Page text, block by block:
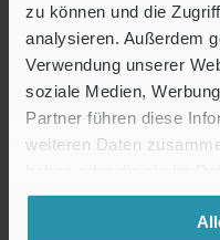
zu können und die
analysieren. Außerdem
Verwendung unserer
soziale Medien,
Partner führen diese
weiteren Daten
gesammelt haben.